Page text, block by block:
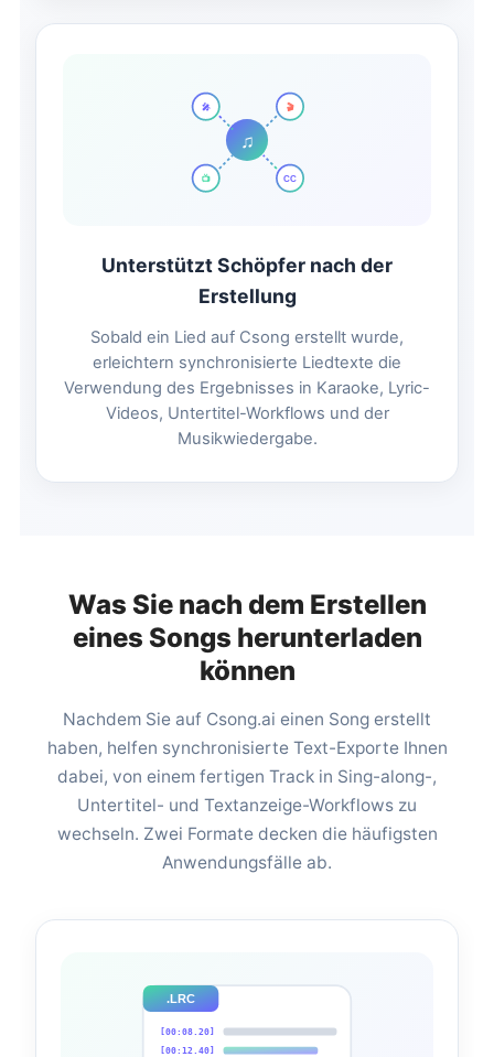
♫
🎤 🎬
📺 CC
Unterstützt Schöpfer nach der
Erstellung
Sobald ein Lied auf Csong erstellt wurde,
erleichtern synchronisierte Liedtexte die
Verwendung des Ergebnisses in Karaoke, Lyric-
Videos, Untertitel-Workflows und der
Musikwiedergabe.
Was Sie nach dem Erstellen
eines Songs herunterladen
können
Nachdem Sie auf Csong.ai einen Song erstellt
haben, helfen synchronisierte Text-Exporte Ihnen
dabei, von einem fertigen Track in Sing-along-,
Untertitel- und Textanzeige-Workflows zu
wechseln. Zwei Formate decken die häufigsten
Anwendungsfälle ab.
.LRC
[00:08.20]
[00:12.40]